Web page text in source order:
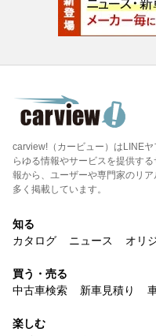
carview!（カービュー）はLINE
らゆる情報やサービスを提供す
報から、ユーザーや専門家のリ
多く掲載しています。
知る
カタログ
ニュース オリ
買う・売る
中古車検索
新車見積り
楽しむ